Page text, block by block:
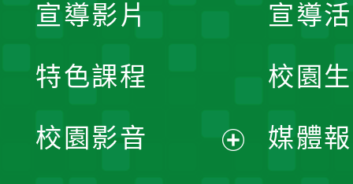
宣導
校園
媒體
宣導影片
特色課程
校園影音